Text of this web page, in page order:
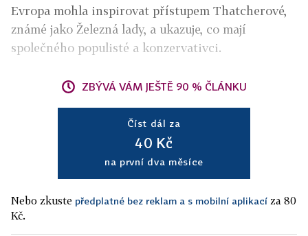
Evropa mohla inspirovat přístupem Thatcherové,
známé jako Železná lady, a ukazuje, co mají
společného populisté a konzervativci.
ZBÝVÁ VÁM JEŠTĚ 90 % ČLÁNKU
Číst dál za
40 Kč
na první dva měsíce
Nebo zkuste předplatné bez reklam a s mobilní aplikací za 80
Kč.